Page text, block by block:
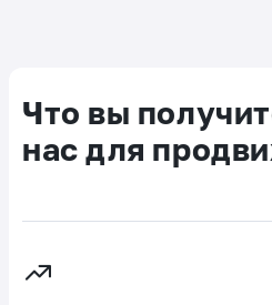
Что вы
нас для